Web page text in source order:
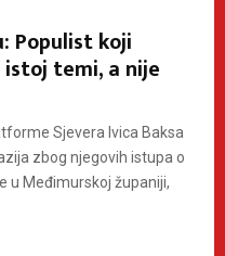
Populist koji
temi, a nije
Sjevera Ivica Baksa
zbog njegovih istupa o
u Međimurskoj županiji,